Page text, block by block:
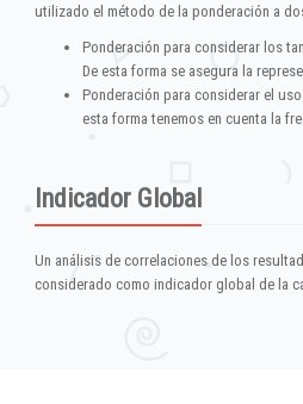
utilizado el método de la ponderación a
Ponderación para considerar los
De esta forma se asegura la
Ponderación para considerar el
esta forma tenemos en cuenta la
Indicador Global
Un análisis de correlaciones de los
considerado como indicador global de la